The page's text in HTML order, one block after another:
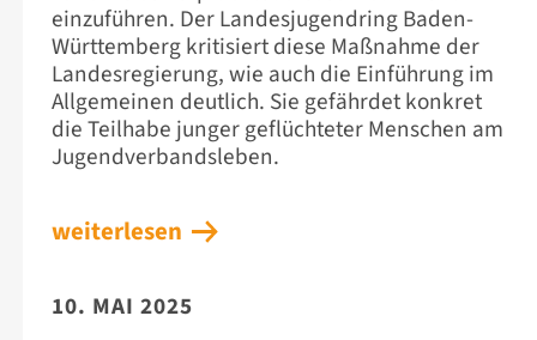
einzuführen. Der Landesjugendring Baden-
Württemberg kritisiert diese Maßnahme der
Landesregierung, wie auch die Einführung im
Allgemeinen deutlich. Sie gefährdet konkret
die Teilhabe junger geflüchteter Menschen am
Jugendverbandsleben.
weiterlesen
10. MAI 2025